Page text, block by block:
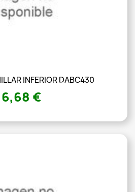
INFERIOR DABC430
6,68 €